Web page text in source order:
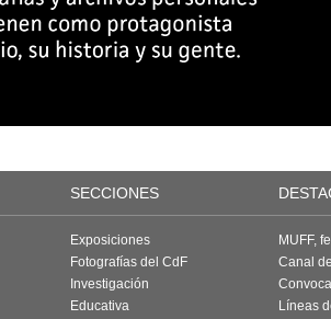
SECCIONES
Exposiciones
Fotografías del CdF
Investigación
Educativa
MUFF,
Canal
Líneas